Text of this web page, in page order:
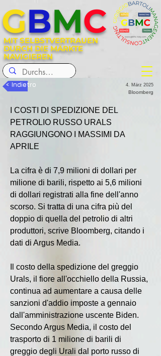
MIT SELBSTVERTRAUEN
DURCH DIE MÄRKTE
NAVIGIEREN
GBMC
< Indietro 4. März 2025
Bloomberg
I COSTI DI SPEDIZIONE DEL
PETROLIO RUSSO URALS
RAGGIUNGONO I MASSIMI DA
APRILE
La cifra è di 7,9 milioni di dollari per
milione di barili, rispetto ai 5,6 milioni
di dollari registrati alla fine dell'anno
scorso. Si tratta di una cifra più del
doppio di quella del petrolio di altri
produttori, scrive Bloomberg, citando i
dati di Argus Media.
Il costo della spedizione del greggio
Urals, il fiore all'occhiello della Russia,
continua ad aumentare a causa delle
sanzioni d'addio imposte a gennaio
dall'amministrazione uscente Biden.
Secondo Argus Media, il costo del
trasporto di 1 milione di barili di
greggio degli Urali dal porto russo di